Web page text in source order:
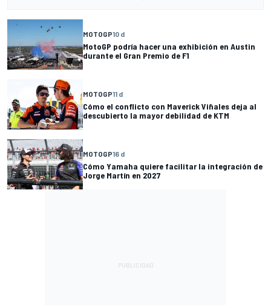
MOTOGP10 d
MotoGP podría hacer una exhibición en Austin
durante el Gran Premio de F1
MOTOGP11 d
Cómo el conflicto con Maverick Viñales deja al
descubierto la mayor debilidad de KTM
MOTOGP16 d
Cómo Yamaha quiere facilitar la integración de
Jorge Martín en 2027